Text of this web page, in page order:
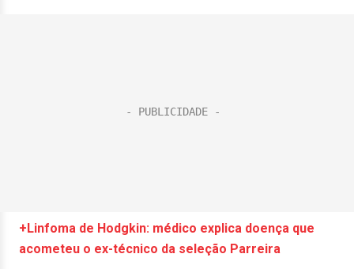
+Linfoma de Hodgkin: médico explica doença que
acometeu o ex-técnico da seleção Parreira